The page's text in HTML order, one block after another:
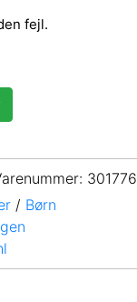
fejl.
: 301776
/ Børn